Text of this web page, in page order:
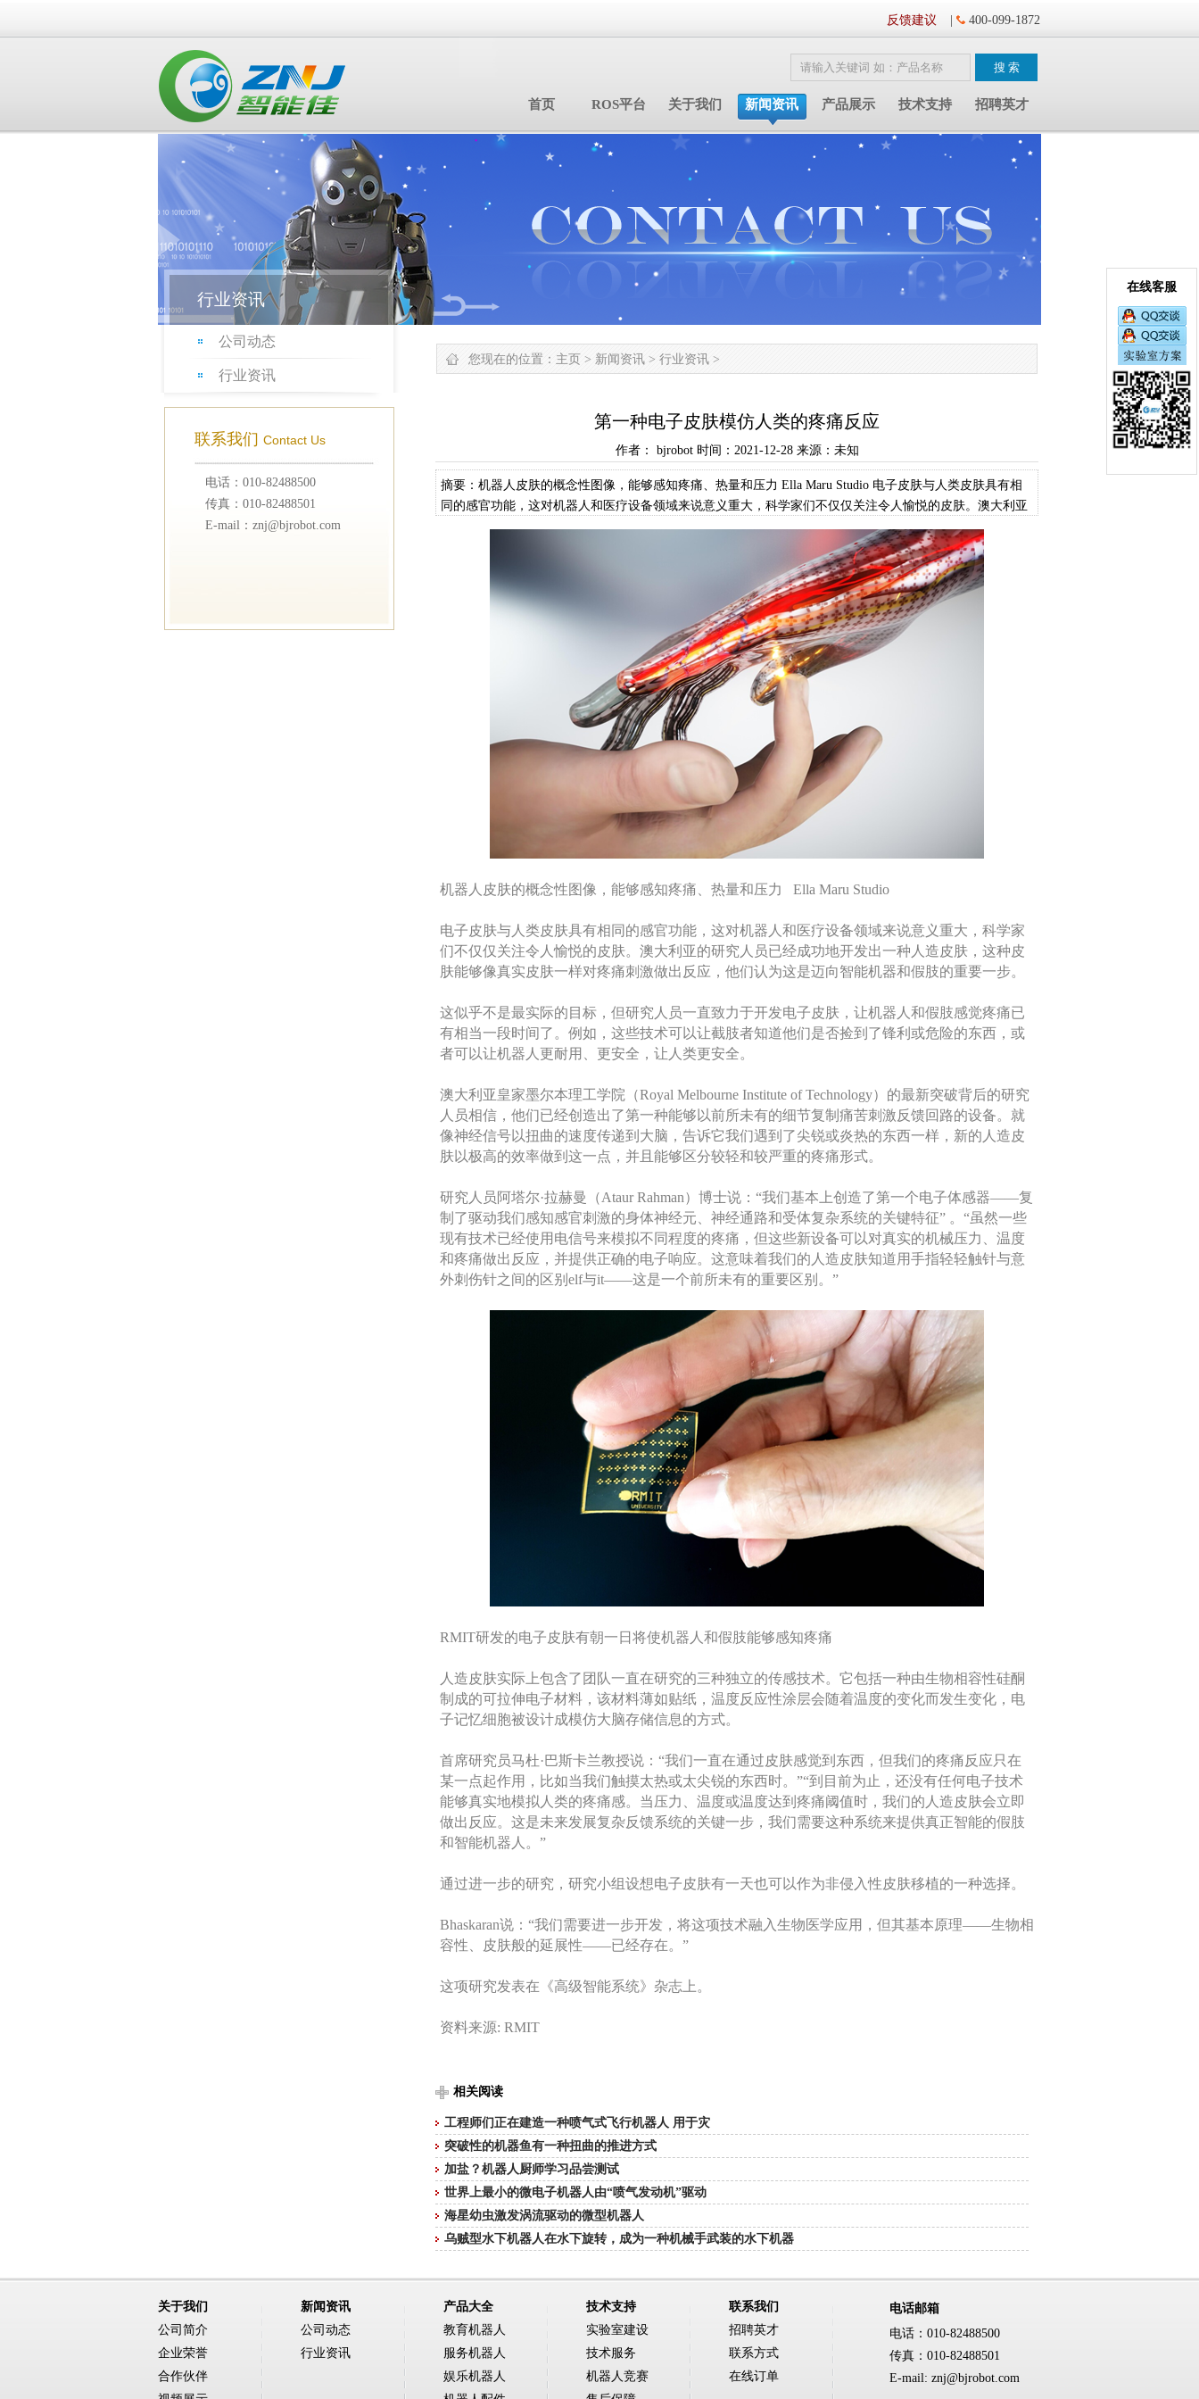
反馈建议 400-099-1872
招聘英才
技术支持
产品展示
新闻资讯
关于我们
ROS平台
首页
行业资讯
公司动态
行业资讯
联系我们 Contact Us
电话：010-82488500
传真：010-82488501
E-mail：znj@bjrobot.com
您现在的位置： 主页 > 新闻资讯 > 行业资讯 >
第一种电子皮肤模仿人类的疼痛反应
作者： bjrobot 时间：2021-12-28 来源：未知
摘要：机器人皮肤的概念性图像，能够感知疼痛、热量和压力 Ella Maru Studio 电子皮肤与人类皮肤具有相
同的感官功能，这对机器人和医疗设备领域来说意义重大，科学家们不仅仅关注令人愉悦的皮肤。澳大利亚
的研究人员已经成功地开发出一种人造皮肤，这种皮肤能够像
机器人皮肤的概念性图像，能够感知疼痛、热量和压力 Ella Maru Studio
电子皮肤与人类皮肤具有相同的感官功能，这对机器人和医疗设备领域来说意义重大，科学家
们不仅仅关注令人愉悦的皮肤。澳大利亚的研究人员已经成功地开发出一种人造皮肤，这种皮
肤能够像真实皮肤一样对疼痛刺激做出反应，他们认为这是迈向智能机器和假肢的重要一步。
这似乎不是最实际的目标，但研究人员一直致力于开发电子皮肤，让机器人和假肢感觉疼痛已
有相当一段时间了。例如，这些技术可以让截肢者知道他们是否捡到了锋利或危险的东西，或
者可以让机器人更耐用、更安全，让人类更安全。
澳大利亚皇家墨尔本理工学院（Royal Melbourne Institute of Technology）的最新突破背后的研究
人员相信，他们已经创造出了第一种能够以前所未有的细节复制痛苦刺激反馈回路的设备。就
像神经信号以扭曲的速度传递到大脑，告诉它我们遇到了尖锐或炎热的东西一样，新的人造皮
肤以极高的效率做到这一点，并且能够区分较轻和较严重的疼痛形式。
研究人员阿塔尔·拉赫曼（Ataur Rahman）博士说：“我们基本上创造了第一个电子体感器——复
制了驱动我们感知感官刺激的身体神经元、神经通路和受体复杂系统的关键特征” 。“虽然一些
现有技术已经使用电信号来模拟不同程度的疼痛，但这些新设备可以对真实的机械压力、温度
和疼痛做出反应，并提供正确的电子响应。这意味着我们的人造皮肤知道用手指轻轻触针与意
外刺伤针之间的区别elf与it——这是一个前所未有的重要区别。”
RMIT研发的电子皮肤有朝一日将使机器人和假肢能够感知疼痛
人造皮肤实际上包含了团队一直在研究的三种独立的传感技术。它包括一种由生物相容性硅酮
制成的可拉伸电子材料，该材料薄如贴纸，温度反应性涂层会随着温度的变化而发生变化，电
子记忆细胞被设计成模仿大脑存储信息的方式。
首席研究员马杜·巴斯卡兰教授说：“我们一直在通过皮肤感觉到东西，但我们的疼痛反应只在
某一点起作用，比如当我们触摸太热或太尖锐的东西时。”“到目前为止，还没有任何电子技术
能够真实地模拟人类的疼痛感。当压力、温度或温度达到疼痛阈值时，我们的人造皮肤会立即
做出反应。这是未来发展复杂反馈系统的关键一步，我们需要这种系统来提供真正智能的假肢
和智能机器人。”
通过进一步的研究，研究小组设想电子皮肤有一天也可以作为非侵入性皮肤移植的一种选择。
Bhaskaran说：“我们需要进一步开发，将这项技术融入生物医学应用，但其基本原理——生物相
容性、皮肤般的延展性——已经存在。”
这项研究发表在《高级智能系统》杂志上。
资料来源: RMIT
相关阅读
工程师们正在建造一种喷气式飞行机器人 用于灾
突破性的机器鱼有一种扭曲的推进方式
加盐？机器人厨师学习品尝测试
世界上最小的微电子机器人由“喷气发动机”驱动
海星幼虫激发涡流驱动的微型机器人
乌贼型水下机器人在水下旋转，成为一种机械手武装的水下机器
关于我们
公司简介
企业荣誉
合作伙伴
新闻资讯
公司动态
行业资讯
产品大全
教育机器人
服务机器人
娱乐机器人
技术支持
实验室建设
技术服务
机器人竞赛
联系我们
招聘英才
联系方式
在线订单
电话邮箱
电话：010-82488500
传真：010-82488501
E-mail: znj@bjrobot.com
在线客服